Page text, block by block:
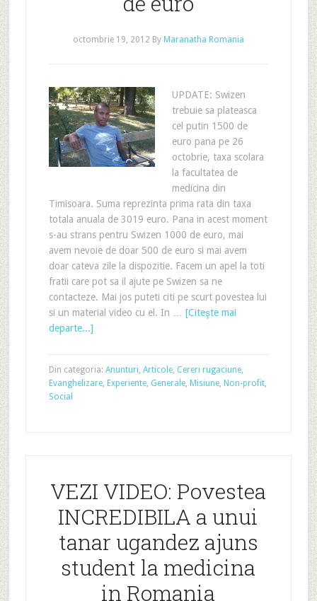
octombrie 19, 2012 By Maranatha Romania
UPDATE: Swizen
trebuie sa plateasca
cel putin 1500 de
euro pana pe 26
octobrie, taxa scolara
la facultatea de
medicina din
Timisoara. Suma reprezinta prima rata din taxa
totala anuala de 3019 euro. Pana in acest moment
s-au strans pentru Swizen 1000 de euro, mai
avem nevoie de doar 500 de euro si mai avem
doar cateva zile la dispozitie. Facem un apel la toti
fratii care pot sa il ajute pe Swizen sa ne
contacteze. Mai jos puteti citi pe scurt povestea lui
si un material video cu el. In … [Citeşte mai
departe...]
Din categoria: Anunturi, Articole, Cereri rugaciune,
Evanghelizare, Experiente, Generale, Misiune, Non-profit,
Social
VEZI VIDEO: Povestea
INCREDIBILA a unui
tanar ugandez ajuns
student la medicina
in Romania